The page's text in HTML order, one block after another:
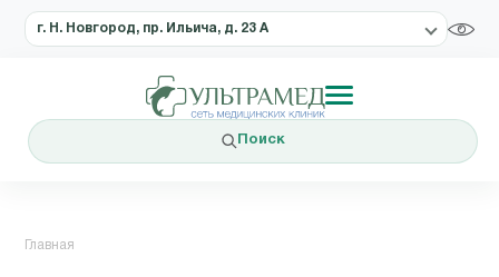
г. Н. Новгород, пр. Ильича, д. 23 А
Поиск
Главная